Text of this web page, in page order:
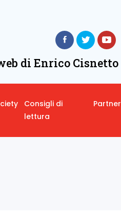
di Enrico Cisnetto
Consigli di
lettura
Partner